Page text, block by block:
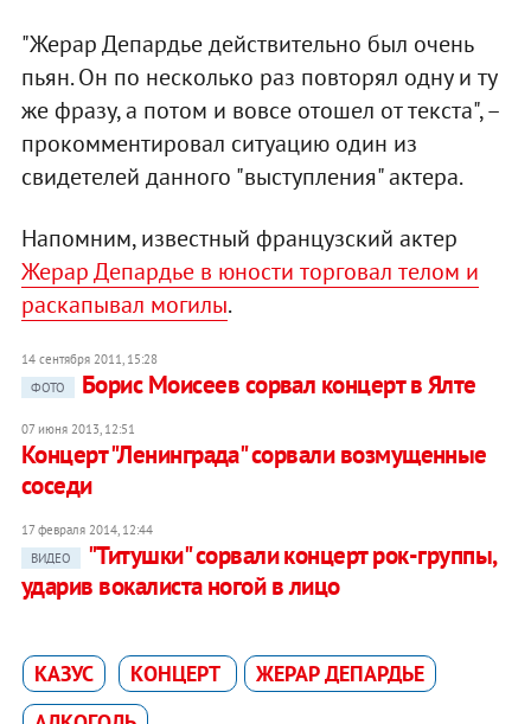
"Жерар Депардье действительно был очень
пьян. Он по несколько раз повторял одну и ту
же фразу, а потом и вовсе отошел от текста", –
прокомментировал ситуацию один из
свидетелей данного "выступления" актера.
Напомним, известный французский актер
Жерар Депардье в юности торговал телом и
раскапывал могилы.
14 сентября 2011, 15:28
ФОТО
Борис Моисеев сорвал концерт в Ялте
07 июня 2013, 12:51
Концерт "Ленинграда" сорвали возмущенные
соседи
17 февраля 2014, 12:44
ВИДЕО
"Титушки" сорвали концерт рок-группы,
ударив вокалиста ногой в лицо
КАЗУС КОНЦЕРТ
ЖЕРАР ДЕПАРДЬЕ